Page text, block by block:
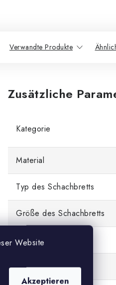
Website
Akzeptieren
Verwandte Produkte
Zusätzliche
Kategorie
Material
Typ des Schachbretts
Größe des Schachbretts
Feldgröße
Notation